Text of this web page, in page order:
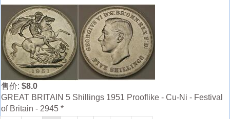
售价: $8.0
GREAT BRITAIN 5 Shillings 1951 Prooflike - Cu-Ni - Festival
of Britain - 2945 *